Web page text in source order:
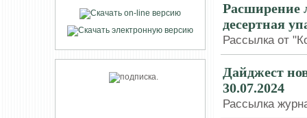
Расширение
десертная
Рассылка от
Дайджест
30.07.2024
Рассылка